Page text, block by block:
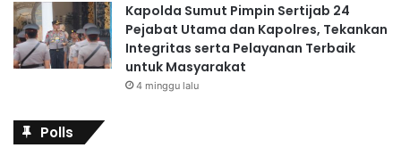
Kapolda Sumut Pimpin Sertijab 24
Pejabat Utama dan Kapolres, Tekankan
Integritas serta Pelayanan Terbaik
untuk Masyarakat
4 minggu lalu
Polls